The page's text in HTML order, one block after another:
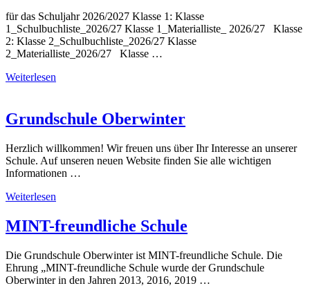
für das Schuljahr 2026/2027 Klasse 1: Klasse
1_Schulbuchliste_2026/27 Klasse 1_Materialliste_ 2026/27 Klasse
2: Klasse 2_Schulbuchliste_2026/27 Klasse
2_Materialliste_2026/27 Klasse …
Weiterlesen
Grundschule Oberwinter
Herzlich willkommen! Wir freuen uns über Ihr Interesse an unserer
Schule. Auf unseren neuen Website finden Sie alle wichtigen
Informationen …
Weiterlesen
MINT-freundliche Schule
Die Grundschule Oberwinter ist MINT-freundliche Schule. Die
Ehrung „MINT-freundliche Schule wurde der Grundschule
Oberwinter in den Jahren 2013, 2016, 2019 …